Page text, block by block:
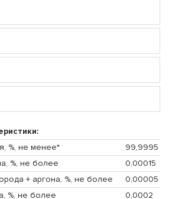
%, не менее*
99,9995
%, не более
0,00015
+ аргона, %, не более
0,00005
%, не более
0,0002